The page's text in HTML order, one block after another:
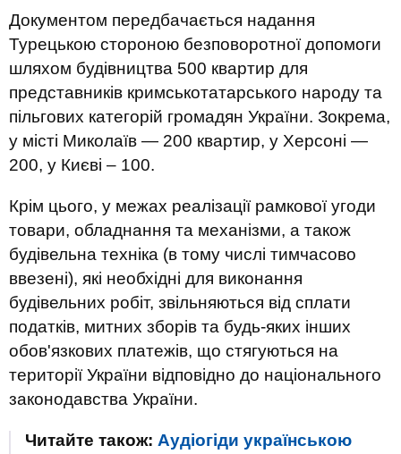
Документом передбачається надання
Турецькою стороною безповоротної допомоги
шляхом будівництва 500 квартир для
представників кримськотатарського народу та
пільгових категорій громадян України. Зокрема,
у місті Миколаїв — 200 квартир, у Херсоні —
200, у Києві – 100.
Крім цього, у межах реалізації рамкової угоди
товари, обладнання та механізми, а також
будівельна техніка (в тому числі тимчасово
ввезені), які необхідні для виконання
будівельних робіт, звільняються від сплати
податків, митних зборів та будь-яких інших
обов'язкових платежів, що стягуються на
території України відповідно до національного
законодавства України.
Читайте також: Аудіогіди українською